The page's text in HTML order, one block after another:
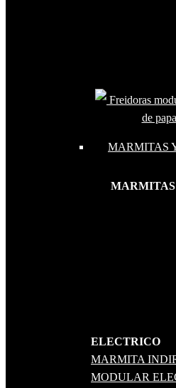
Freidoras
de
MARMITAS
MARMITAS
ELECTRICO
MARMITA
MODULAR